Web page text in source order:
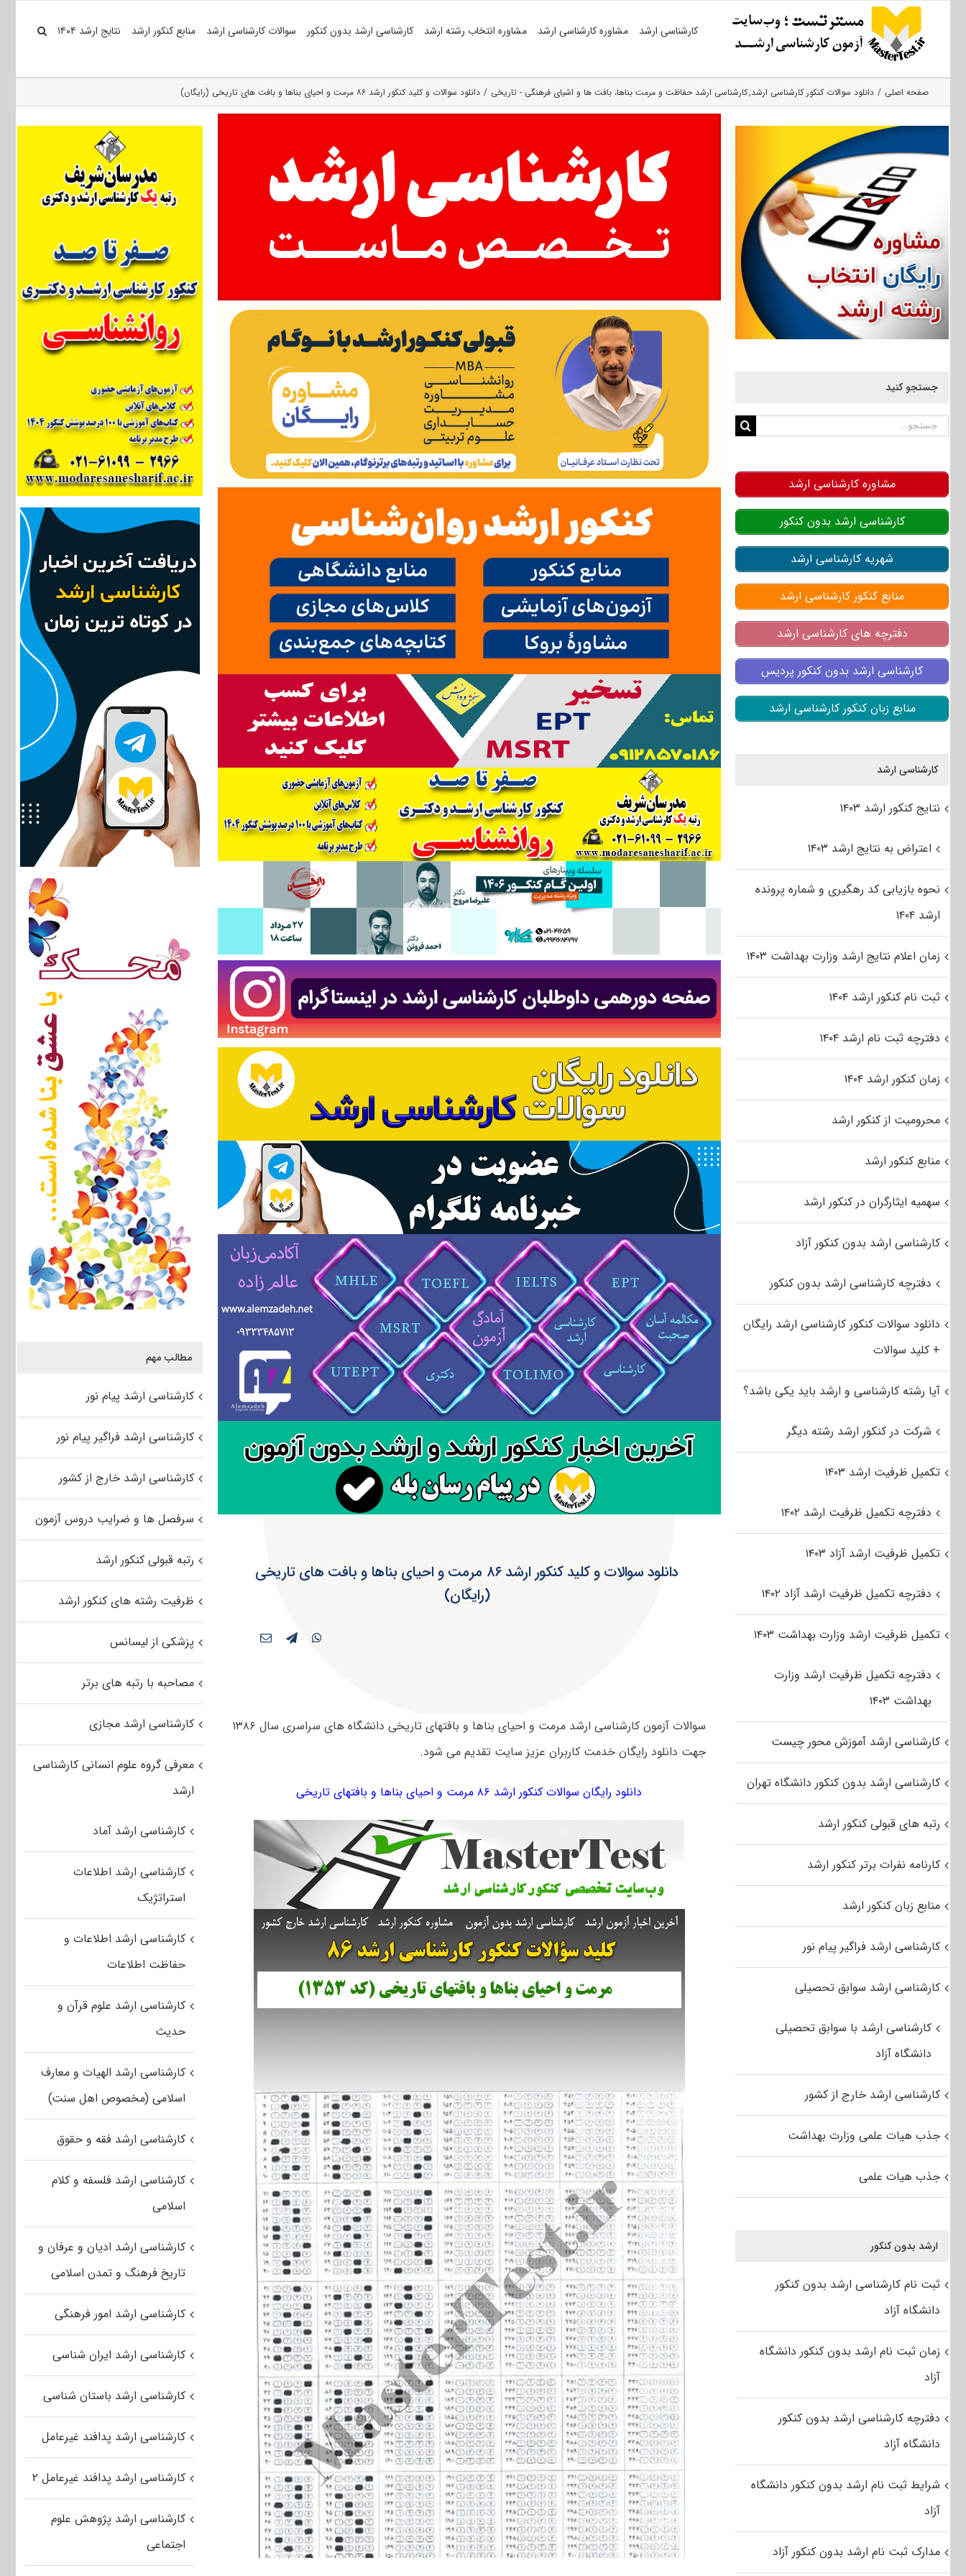
کارشناسی ارشد مشاوره کارشناسی ارشد مشاوره انتخاب رشته ارشد کارشناسی ارشد بدون کنکور سوالات کارشناسی ارشد منابع کنکور ارشد نتایج ارشد ۱۴۰۴
صفحه اصلی دانلود سوالات کنکور کارشناسی ارشد کارشناسی ارشد حفاظت و مرمت بناها، بافت‌ ها و اشیای فرهنگی - تاریخی دانلود سوالات و کلید کنکور ارشد ۸۶ مرمت‌ و احیای‌ بناها و بافت های‌ تاریخی (رایگان)
دانلود سوالات و کلید کنکور ارشد ۸۶ مرمت‌ و احیای‌ بناها و بافت های‌ تاریخی
(رایگان)
سوالات آزمون کارشناسی ارشد مرمت‌ و احیای‌ بناها و بافتهای‌ تاریخی دانشگاه های سراسری سال ۱۳۸۶
جهت دانلود رایگان خدمت کاربران عزیز سایت تقدیم می شود.
دانلود رایگان سوالات کنکور ارشد ۸۶ مرمت‌ و احیای‌ بناها و بافتهای‌ تاریخی
مطالب مهم
کارشناسی ارشد پیام نور
کارشناسی ارشد فراگیر پیام نور
کارشناسی ارشد خارج از کشور
سرفصل ها و ضرایب دروس آزمون
رتبه قبولی کنکور ارشد
ظرفیت رشته های کنکور ارشد
پزشکی از لیسانس
مصاحبه با رتبه های برتر
کارشناسی ارشد مجازی
معرفی گروه علوم انسانی کارشناسی
ارشد
کارشناسی ارشد آماد
کارشناسی ارشد اطلاعات
استراتژیک
کارشناسی ارشد اطلاعات و
حفاظت اطلاعات
کارشناسی ارشد علوم قرآن و
حدیث
کارشناسی ارشد الهیات و معارف
اسلامی (مخصوص اهل سنت)
کارشناسی ارشد فقه و حقوق
کارشناسی ارشد فلسفه و کلام
اسلامی
کارشناسی ارشد ادیان و عرفان و
تاریخ فرهنگ و تمدن اسلامی
کارشناسی ارشد امور فرهنگی
کارشناسی ارشد ایران شناسی
کارشناسی ارشد باستان شناسی
کارشناسی ارشد پدافند غیرعامل
کارشناسی ارشد پدافند غیرعامل ۲
کارشناسی ارشد پژوهش علوم
اجتماعی
جستجو کنید
جستجو
مشاوره کارشناسی ارشد
کارشناسی ارشد بدون کنکور
شهریه کارشناسی ارشد
منابع کنکور کارشناسی ارشد
دفترچه های کارشناسی ارشد
کارشناسی ارشد بدون کنکور پردیس
منابع زبان کنکور کارشناسی ارشد
کارشناسی ارشد
نتایج کنکور ارشد ۱۴۰۳
اعتراض به نتایج ارشد ۱۴۰۳
نحوه بازیابی کد رهگیری و شماره پرونده
ارشد ۱۴۰۴
زمان اعلام نتایج ارشد وزارت بهداشت ۱۴۰۳
ثبت نام کنکور ارشد ۱۴۰۴
دفترچه ثبت نام ارشد ۱۴۰۴
زمان کنکور ارشد ۱۴۰۴
محرومیت از کنکور ارشد
منابع کنکور ارشد
سهمیه ایثارگران در کنکور ارشد
کارشناسی ارشد بدون کنکور آزاد
دفترچه کارشناسی ارشد بدون کنکور
دانلود سوالات کنکور کارشناسی ارشد رایگان
+ کلید سوالات
آیا رشته کارشناسی و ارشد باید یکی باشد؟
شرکت در کنکور ارشد رشته دیگر
تکمیل ظرفیت ارشد ۱۴۰۳
دفترچه تکمیل ظرفیت ارشد ۱۴۰۲
تکمیل ظرفیت ارشد آزاد ۱۴۰۳
دفترچه تکمیل ظرفیت ارشد آزاد ۱۴۰۲
تکمیل ظرفیت ارشد وزارت بهداشت ۱۴۰۳
دفترچه تکمیل ظرفیت ارشد وزارت
بهداشت ۱۴۰۳
کارشناسی ارشد آموزش محور چیست
کارشناسی ارشد بدون کنکور دانشگاه تهران
رتبه های قبولی کنکور ارشد
کارنامه نفرات برتر کنکور ارشد
منابع زبان کنکور ارشد
کارشناسی ارشد فراگیر پیام نور
کارشناسی ارشد سوابق تحصیلی
کارشناسی ارشد با سوابق تحصیلی
دانشگاه آزاد
کارشناسی ارشد خارج از کشور
جذب هیات علمی وزارت بهداشت
جذب هیات علمی
ارشد بدون کنکور
ثبت نام کارشناسی ارشد بدون کنکور
دانشگاه آزاد
زمان ثبت نام ارشد بدون کنکور دانشگاه
آزاد
دفترچه کارشناسی ارشد بدون کنکور
دانشگاه آزاد
شرایط ثبت نام ارشد بدون کنکور دانشگاه
آزاد
مدارک ثبت نام ارشد بدون کنکور آزاد